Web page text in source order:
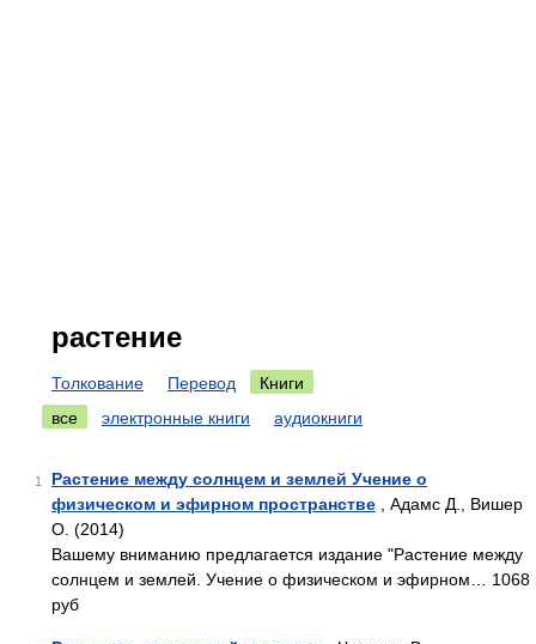
растение
Толкование Перевод
Книги
все
электронные книги аудиокниги
1
Растение между солнцем и землей Учение о
физическом и эфирном пространстве , Адамс Д., Вишер
О. (2014)
Вашему вниманию предлагается издание "Растение между
солнцем и землей. Учение о физическом и эфирном… 1068
руб